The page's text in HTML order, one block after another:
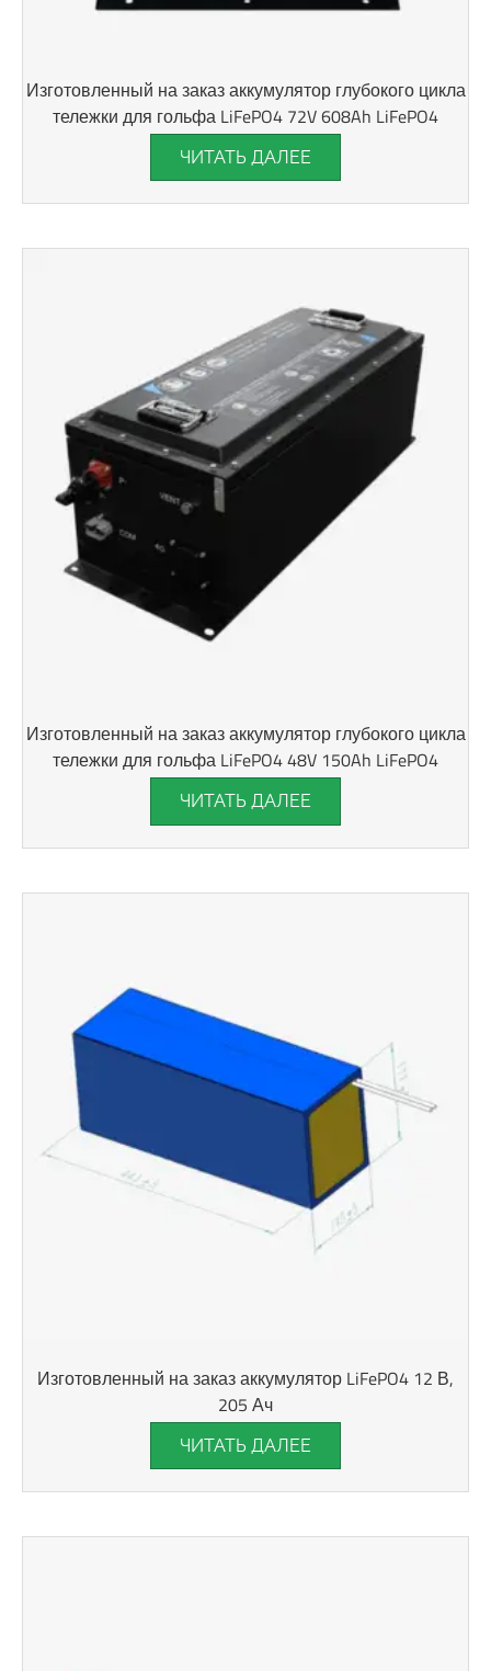
Изготовленный на заказ аккумулятор глубокого цикла
тележки для гольфа LiFePO4 72V 608Ah LiFePO4
ЧИТАТЬ ДАЛЕЕ
Изготовленный на заказ аккумулятор глубокого цикла
тележки для гольфа LiFePO4 48V 150Ah LiFePO4
ЧИТАТЬ ДАЛЕЕ
Изготовленный на заказ аккумулятор LiFePO4 12 В,
205 Ач
ЧИТАТЬ ДАЛЕЕ